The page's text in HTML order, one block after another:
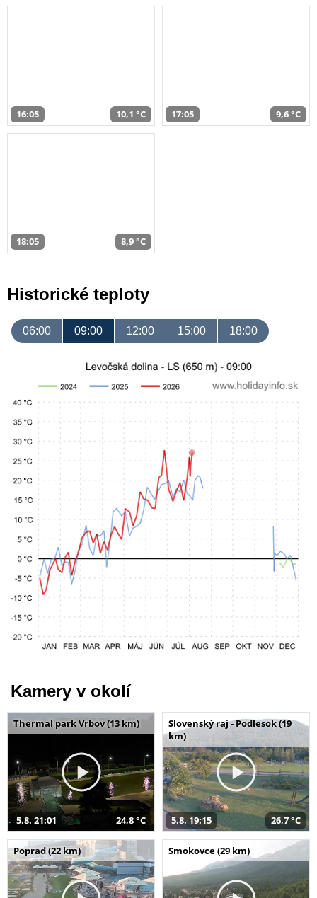
16:05 10,1 °C 17:05 9,6 °C
18:05 8,9 °C
Historické teploty
06:00 09:00 12:00 15:00 18:00
Kamery v okolí
Thermal park Vrbov (13 km)
5.8. 21:01 24,8 °C
Slovenský raj - Podlesok (19
km)
5.8. 19:15 26,7 °C
Poprad (22 km) Smokovce (29 km)